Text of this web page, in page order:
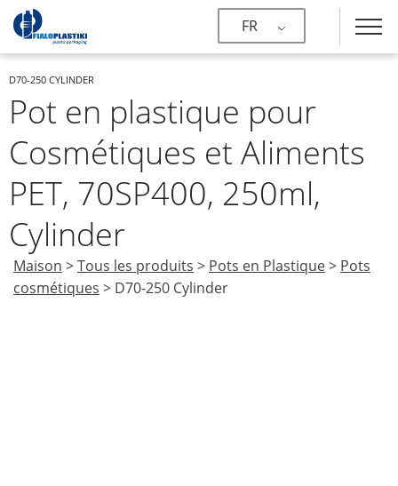
FR
D70-250 CYLINDER
Pot en plastique pour
Cosmétiques et Aliments
PET, 70SP400, 250ml,
Cylinder
Maison >Tous les produits > Pots en Plastique> Pots
cosmétiques > D70-250 Cylinder